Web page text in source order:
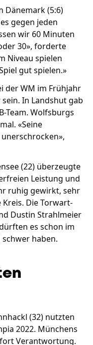
Dänemark (5:6)
gegen jeden
wir 60 Minuten
30», forderte
Niveau spielen
gut spielen.»
der WM im Frühjahr
In Landshut gab
Team. Wolfsburgs
«Seine
(22) überzeugte
Leistung und
ruhig gewirkt, sehr
Die Torwart-
Dustin Strahlmeier
es schon im
haben.
(32) nutzten
2022. Münchens
Verantwortung.